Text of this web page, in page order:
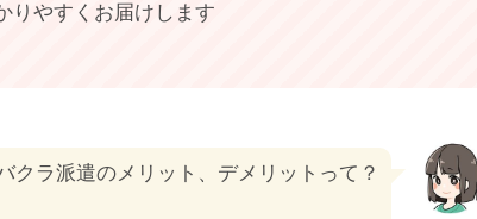
りやすくお届けします
クラ派遣のメリット、デメリットって？